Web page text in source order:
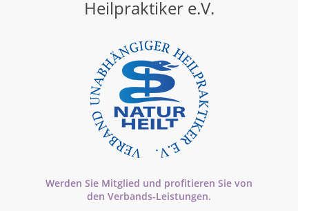
Heilpraktiker e.V.
Werden Sie Mitglied und profitieren Sie von
den Verbands-Leistungen.